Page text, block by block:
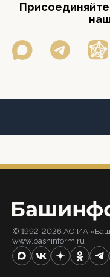
© 1992-2026 АО ИА
www.bashinform.ru